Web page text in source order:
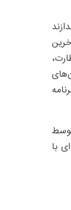
که آخرین
با